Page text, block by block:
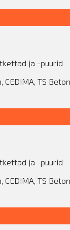
ja -puurid
TS Beton
ja -puurid
TS